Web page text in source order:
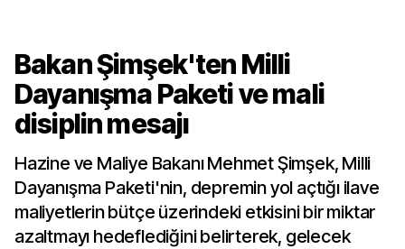
Bakan Şimşek'ten Milli
Dayanışma Paketi ve mali
disiplin mesajı
Hazine ve Maliye Bakanı Mehmet Şimşek, Milli
Dayanışma Paketi'nin, depremin yol açtığı ilave
maliyetlerin bütçe üzerindeki etkisini bir miktar
azaltmayı hedeflediğini belirterek, gelecek